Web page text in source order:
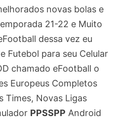
novas bolas e
21-22 e Muito
dessa vez eu
Futebol para seu Celular
chamado eFootball o
Europeus Completos
Times, Novas Ligas
PPSSPP Android